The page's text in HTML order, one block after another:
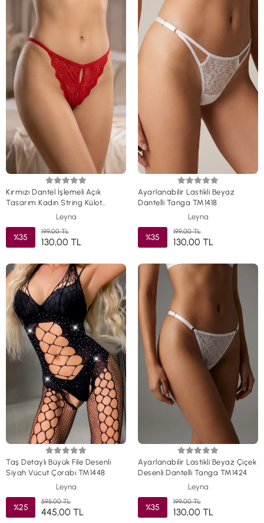
Kırmızı Dantel İşlemeli Açık
Tasarım Kadın String Külot
Leyna
%35
199,00 TL
130,00 TL
Ayarlanabilir Lastikli Beyaz
Dantelli Tanga TM1418
Leyna
%35
199,00 TL
130,00 TL
Taş Detaylı Büyük File Desenli
Siyah Vücut Çorabı TM1448
Leyna
%25
595,00 TL
445,00 TL
Ayarlanabilir Lastikli Beyaz Çiçek
Desenli Dantelli Tanga TM1424
Leyna
%35
199,00 TL
130,00 TL